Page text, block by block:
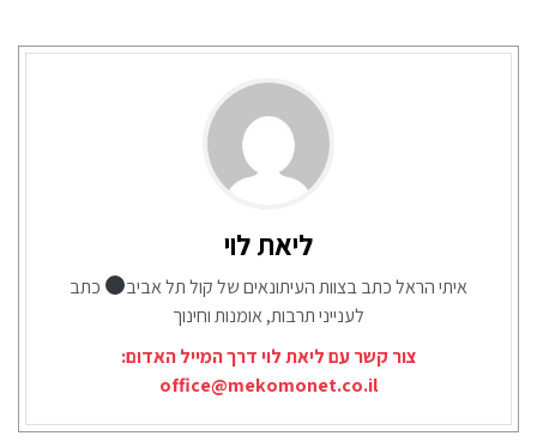
ליאת לוי
איתי הראל כתב בצוות העיתונאים של קול תל אביב
כתב
לענייני תרבות, אומנות וחינוך
צור קשר עם ליאת לוי דרך המייל האדום:
office@mekomonet.co.il